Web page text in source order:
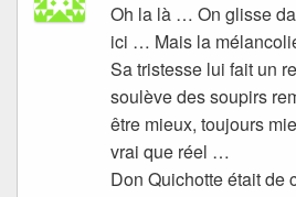
Oh la là … On glisse
ici … Mais la
Sa tristesse lui fait un
soulève des soupirs
être mieux, toujours
vrai que réel …
Don Quichotte était